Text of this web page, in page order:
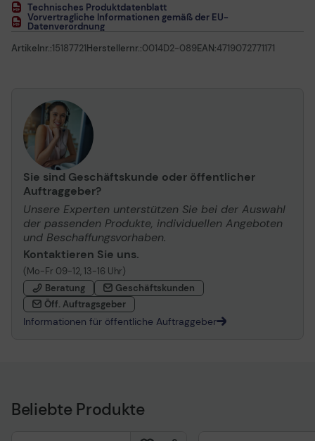
Technisches Produktdatenblatt
Vorvertragliche Informationen gemäß der EU-
Datenverordnung
Artikelnr.:15187721Herstellernr.:0014D2-089EAN:4719072771171
Sie sind Geschäftskunde oder öffentlicher
Auftraggeber?
Unsere Experten unterstützen Sie bei der Auswahl
der passenden Produkte, individuellen Angeboten
und Beschaffungsvorhaben.
Kontaktieren Sie uns.
(Mo-Fr 09-12, 13-16 Uhr)
Beratung
Geschäftskunden
Öff. Auftragsgeber
Informationen für öffentliche Auftraggeber
Beliebte Produkte